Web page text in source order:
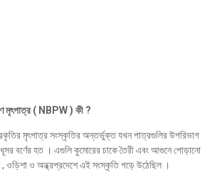
মৃৎপাত্র ( NBPW ) কী ?
মৃৎপাত্র সংস্কৃতির অন্তর্ভুক্ত যখন পাত্রগুলির উপরিভাগ
বর্ণের হত । এগুলি কুমোরের চাকে তৈরী এবং আগুনে পোড়ানো
ও অন্ধ্রপ্রদেশে এই সংস্কৃতি গড়ে উঠেছিল ।